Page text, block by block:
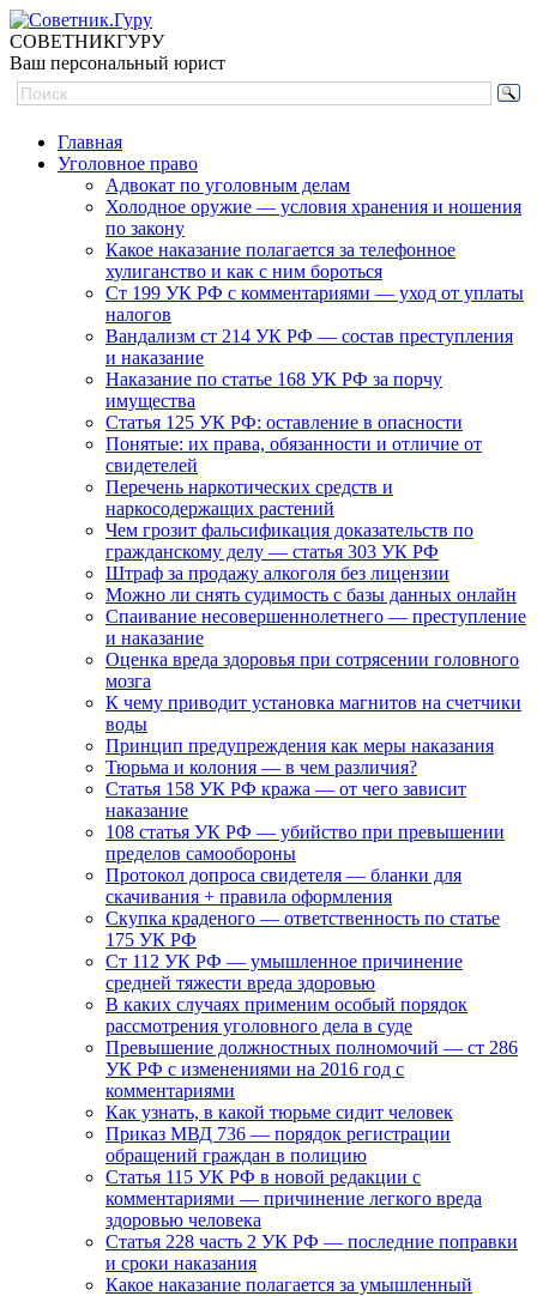
СОВЕТНИКГУРУ
Ваш персональный юрист
Главная
Уголовное право
Адвокат по уголовным делам
Холодное оружие — условия хранения и ношения
по закону
Какое наказание полагается за телефонное
хулиганство и как с ним бороться
Ст 199 УК РФ с комментариями — уход от уплаты
налогов
Вандализм ст 214 УК РФ — состав преступления
и наказание
Наказание по статье 168 УК РФ за порчу
имущества
Статья 125 УК РФ: оставление в опасности
Понятые: их права, обязанности и отличие от
свидетелей
Перечень наркотических средств и
наркосодержащих растений
Чем грозит фальсификация доказательств по
гражданскому делу — статья 303 УК РФ
Штраф за продажу алкоголя без лицензии
Можно ли снять судимость с базы данных онлайн
Спаивание несовершеннолетнего — преступление
и наказание
Оценка вреда здоровья при сотрясении головного
мозга
К чему приводит установка магнитов на счетчики
воды
Принцип предупреждения как меры наказания
Тюрьма и колония — в чем различия?
Статья 158 УК РФ кража — от чего зависит
наказание
108 статья УК РФ — убийство при превышении
пределов самообороны
Протокол допроса свидетеля — бланки для
скачивания + правила оформления
Скупка краденого — ответственность по статье
175 УК РФ
Ст 112 УК РФ — умышленное причинение
средней тяжести вреда здоровью
В каких случаях применим особый порядок
рассмотрения уголовного дела в суде
Превышение должностных полномочий — ст 286
УК РФ с изменениями на 2016 год с
комментариями
Как узнать, в какой тюрьме сидит человек
Приказ МВД 736 — порядок регистрации
обращений граждан в полицию
Статья 115 УК РФ в новой редакции с
комментариями — причинение легкого вреда
здоровью человека
Статья 228 часть 2 УК РФ — последние поправки
и сроки наказания
Какое наказание полагается за умышленный